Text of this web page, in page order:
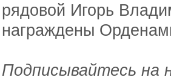
рядовой Игорь
награждены
Подписывайтесь на